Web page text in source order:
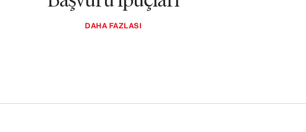
DAHA FAZLASI